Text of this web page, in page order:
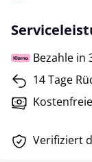
Bezahle in
14 Tage
Verifiziert